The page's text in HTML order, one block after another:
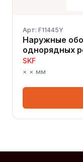
Арт: F11445Y
Наружные
однорядных
SKF
× × мм